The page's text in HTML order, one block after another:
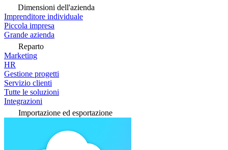
Dimensioni dell'azienda
Imprenditore individuale
Piccola impresa
Grande azienda
Reparto
Marketing
HR
Gestione progetti
Servizio clienti
Tutte le soluzioni
Integrazioni
Importazione ed esportazione